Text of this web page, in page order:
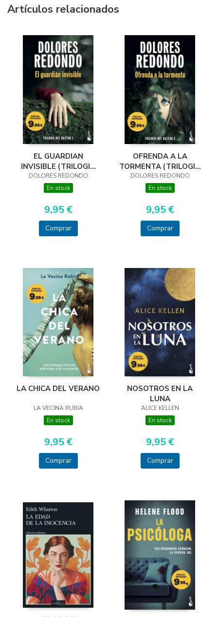
Artículos relacionados
EL GUARDIAN
INVISIBLE (TRILOGIA
DEL BAZTAN, 1)
DOLORES REDONDO
En stock
9,95 €
Comprar
OFRENDA A LA
TORMENTA (TRILOGIA
DEL BAZTAN, 3)
DOLORES REDONDO
En stock
9,95 €
Comprar
LA CHICA DEL VERANO
LA VECINA RUBIA
En stock
9,95 €
Comprar
NOSOTROS EN LA
LUNA
ALICE KELLEN
En stock
9,95 €
Comprar